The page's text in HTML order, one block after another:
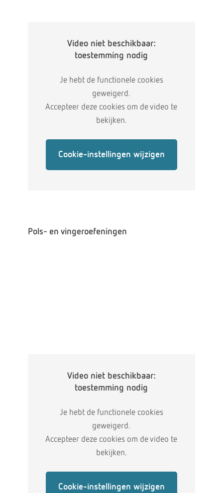
Video niet beschikbaar:
toestemming nodig
Je hebt de functionele cookies
geweigerd.
Accepteer deze cookies om de video te
bekijken.
Cookie-instellingen wijzigen
Pols- en vingeroefeningen
Video niet beschikbaar:
toestemming nodig
Je hebt de functionele cookies
geweigerd.
Accepteer deze cookies om de video te
bekijken.
Cookie-instellingen wijzigen